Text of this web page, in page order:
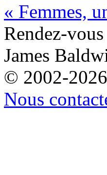
« Femmes,
Rendez-
James
© 2002-
Nous